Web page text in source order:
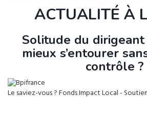
ACTUALITÉ À
Solitude du dirigeant
mieux s’entourer
contrôle ?
Le saviez-vous ?Fonds Impact Local -